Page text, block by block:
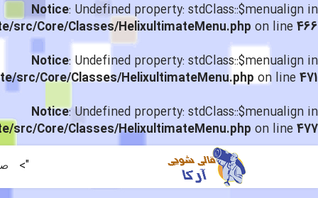
Notice: Undefined property: stdClass::$menualign in
src/Core/Classes/HelixultimateMenu.php on line466
Notice: Undefined property: stdClass::$menualign in
src/Core/Classes/HelixultimateMenu.php on line471
Notice: Undefined property: stdClass::$menualign in
src/Core/Classes/HelixultimateMenu.php on line477
">